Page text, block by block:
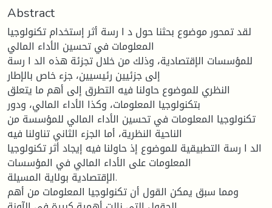
Abstract
لقد تمحور موضوع بحثنا حول د ا رسة أثر إستخدام تكنولوجيا
المعلومات في تحسين الأداء المالي
للمؤسسات الإقتصادية، وذلك من خلال تجزئة هذه الد ا رسة
إلى جزئيين رئيسيين، جزء خاص بالإطار
النظري للموضوع حاولنا فيه التطرق إلى أهم ما يتعلق
بتكنولوجيا المعلومات، وكذا الأداء المالي، ودور
تكنولوجيا المعلومات في تحسين الأداء المالي للمؤسسة من
الناحية النظرية، أما الجزء الثاني تناولنا فيه
الد ا رسة التطبيقية للموضوع إذ حاولنا فيه إيجاد أثر تكنولوجيا
المعلومات على الأداء المالي في المؤسسات
الإقتصادية بولاية المسيلة.
ومما سبق يمكن القول أن تكنولوجيا المعلومات من أهم